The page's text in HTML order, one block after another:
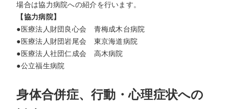
場合は協力病院への紹介を行います。
【協力病院】
●医療法人財団良心会 青梅成木台病院
●医療法人財団岩尾会 東京海道病院
●医療法人社団仁成会 高木病院
●公立福生病院
身体合併症、行動・心理症状への